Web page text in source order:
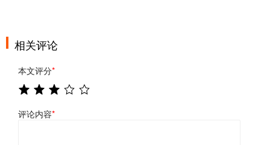
相关评论
本文评分*
评论内容*